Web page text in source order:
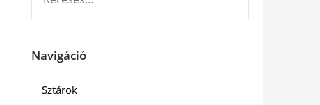
Navigáció
Sztárok